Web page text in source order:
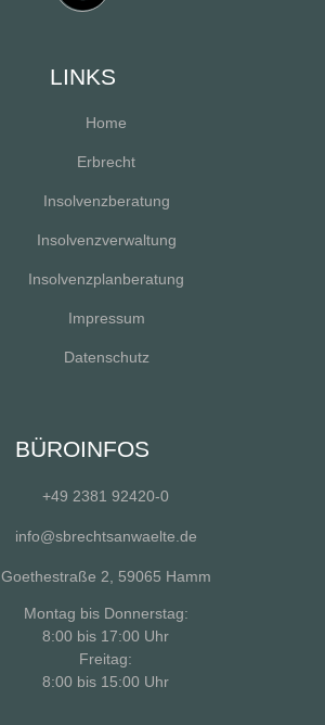
LINKS
Home
Erbrecht
Insolvenzberatung
Insolvenzverwaltung
Insolvenzplanberatung
Impressum
Datenschutz
BÜROINFOS
+49 2381 92420-0
info@sbrechtsanwaelte.de
Goethestraße 2, 59065 Hamm
Montag bis Donnerstag:
8:00 bis 17:00 Uhr
Freitag:
8:00 bis 15:00 Uhr